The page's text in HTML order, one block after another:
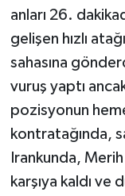
anları 26.
gelişen hızlı
sahasına
vuruş yaptı
pozisyonun
kontratağında,
Irankunda,
karşıya kaldı ve